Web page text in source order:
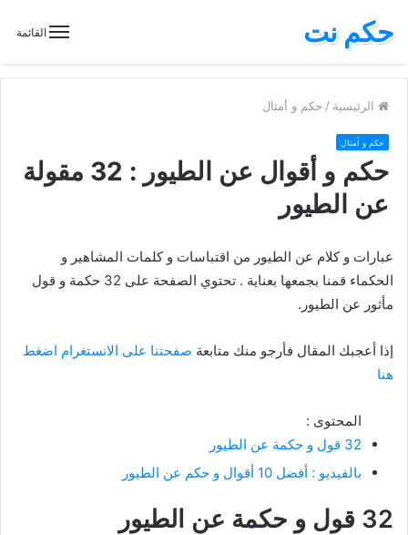
القائمة حكم نت
الرئيسية / حكم و أمثال
حكم و أمثال
حكم و أقوال عن الطيور : 32 مقولة
عن الطيور
عبارات و كلام عن الطيور من اقتباسات و كلمات المشاهير و
الحكماء قمنا بجمعها بعناية . تحتوي الصفحة على 32 حكمة و قول
مأثور عن الطيور.
إذا أعجبك المقال فأرجو منك متابعة صفحتنا على الانستغرام اضغط
هنا
المحتوى :
32 قول و حكمة عن الطيور
بالفيديو : أفضل 10 أقوال و حكم عن الطيور
32 قول و حكمة عن الطيور